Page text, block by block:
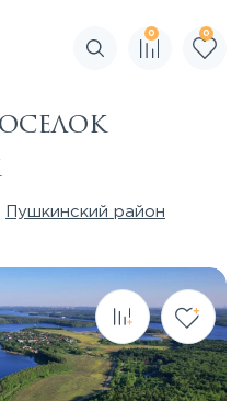
Поиск по сайту
0 0
Пушкинский район